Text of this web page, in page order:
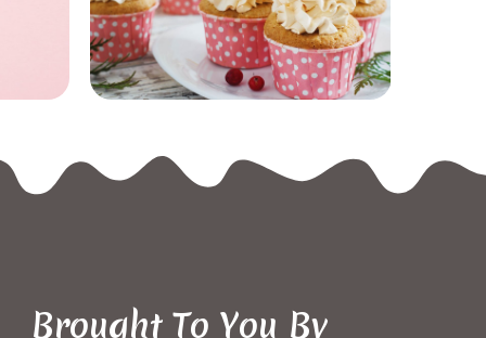
Brought To You By